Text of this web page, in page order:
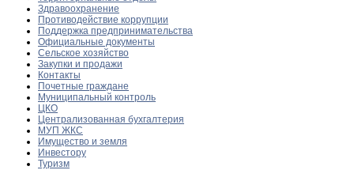
Здравоохранение
Противодействие коррупции
Поддержка предпринимательства
Официальные документы
Сельское хозяйство
Закупки и продажи
Контакты
Почетные граждане
Муниципальный контроль
ЦКО
Централизованная бухгалтерия
МУП ЖКС
Имущество и земля
Инвестору
Туризм